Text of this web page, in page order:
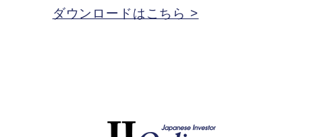
ダウンロードはこちら >